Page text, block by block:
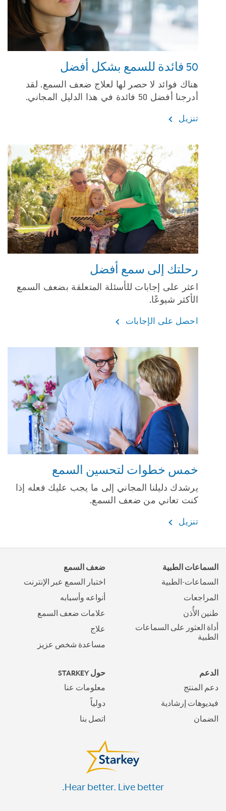
50 فائدة للسمع بشكل أفضل
هناك فوائد لا حصر لها لعلاج ضعف السمع. لقد
أدرجنا أفضل 50 فائدة في هذا الدليل المجاني.
تنزيل
رحلتك إلى سمع أفضل
اعثر على إجابات للأسئلة المتعلقة بضعف السمع
الأكثر شيوعًا.
احصل على الإجابات
خمس خطوات لتحسين السمع
يرشدك دليلنا المجاني إلى ما يجب عليك فعله إذا
كنت تعاني من ضعف السمع.
تنزيل
السماعات الطبية
السماعات-الطبية
المراجعات
طنين الأُذن
أداة العثور على السماعات
الطبية
ضعف السمع
اختبار السمع عبر الإنترنت
أنواعه وأسبابه
علامات ضعف السمع
علاج
مساعدة شخص عزيز
الدعم
دعم المنتج
فيديوهات إرشادية
الضمان
حول STARKEY
معلومات عنا
دولياً
اتصل بنا
Hear better. Live better.